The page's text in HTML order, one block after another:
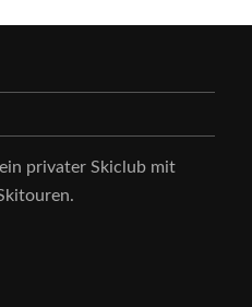
privater Skiclub mit